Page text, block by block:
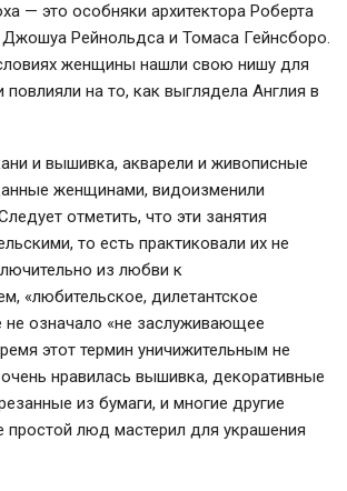
— это особняки архитектора Роберта
Рейнольдса и Томаса Гейнсборо.
женщины нашли свою нишу для
на то, как выглядела Англия в
и вышивка, акварели и живописные
женщинами, видоизменили
отметить, что эти занятия
то есть практиковали их не
из любви к
«любительское, дилетантское
не означало «не заслуживающее
этот термин уничижительным не
нравилась вышивка, декоративные
из бумаги, и многие другие
простой люд мастерил для украшения